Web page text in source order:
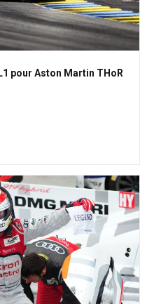
pour Aston Martin THoR